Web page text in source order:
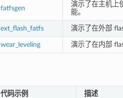
fatfsgen
演示了在主机上
能。
ext_flash_fatfs 演示了在外部
wear_leveling 演示了在内部
代码示例 描述